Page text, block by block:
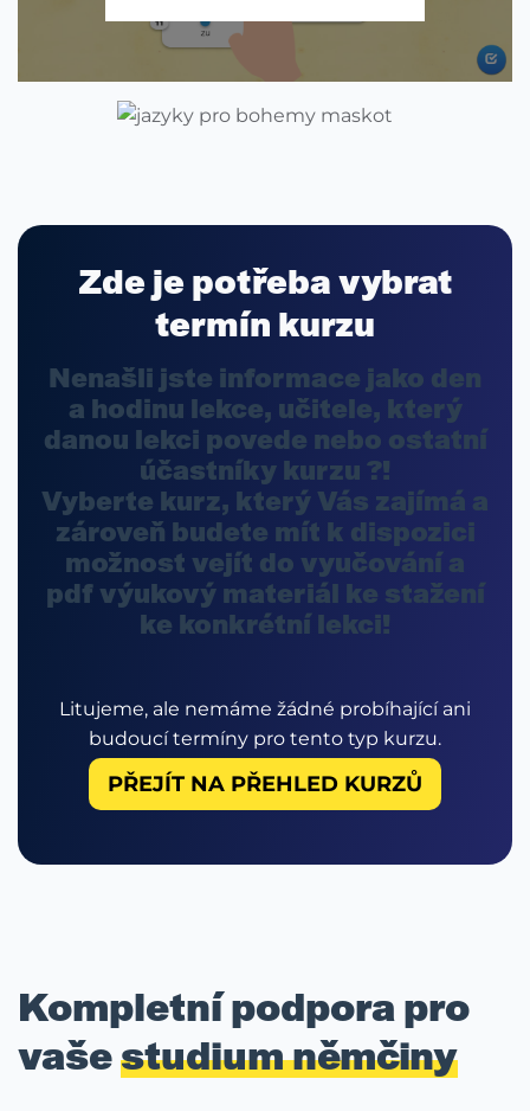
Zde je potřeba vybrat
termín kurzu
Nenašli jste informace jako den
a hodinu lekce, učitele, který
danou lekci povede nebo ostatní
účastníky kurzu ?!
Vyberte kurz, který Vás zajímá a
zároveň budete mít k dispozici
možnost vejít do vyučování a
pdf výukový materiál ke stažení
ke konkrétní lekci!
Litujeme, ale nemáme žádné probíhající ani
budoucí termíny pro tento typ kurzu.
PŘEJÍT NA PŘEHLED KURZŮ
Kompletní podpora pro
vašestudium němčiny